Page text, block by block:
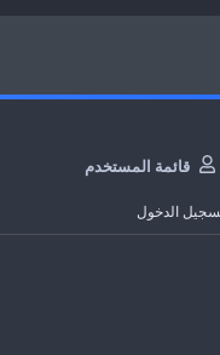
قائمة المستخدم
الدخول